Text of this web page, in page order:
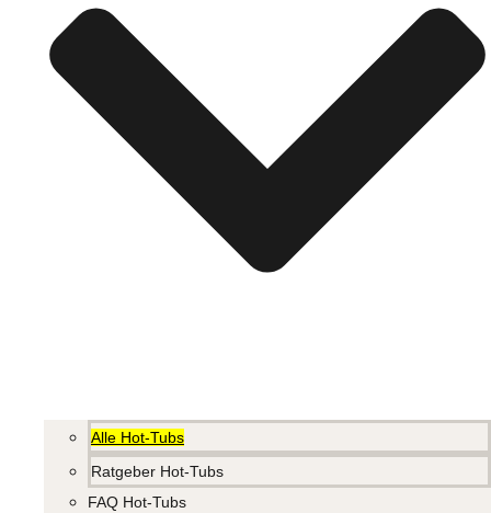
Alle Hot-Tubs
Ratgeber Hot-Tubs
FAQ Hot-Tubs